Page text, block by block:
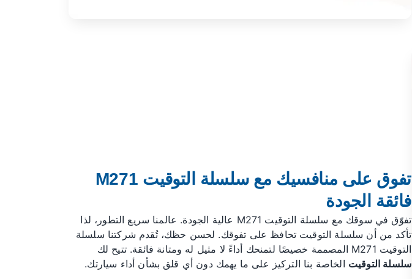
تفوق على منافسيك مع سلسلة التوقيت M271
فائقة الجودة
تفوّق في سوقك مع سلسلة التوقيت M271 عالية الجودة. عالمنا سريع التطور، لذا
تأكد من أن سلسلة التوقيت تحافظ على تفوقك. لحسن حظك، تُقدم شركتنا سلسلة
التوقيت M271 المصممة خصيصًا لتمنحك أداءً لا مثيل له ومتانة فائقة. تتيح لك
سلسلة التوقيت الخاصة بنا التركيز على ما يهمك دون أي قلق بشأن أداء سيارتك.